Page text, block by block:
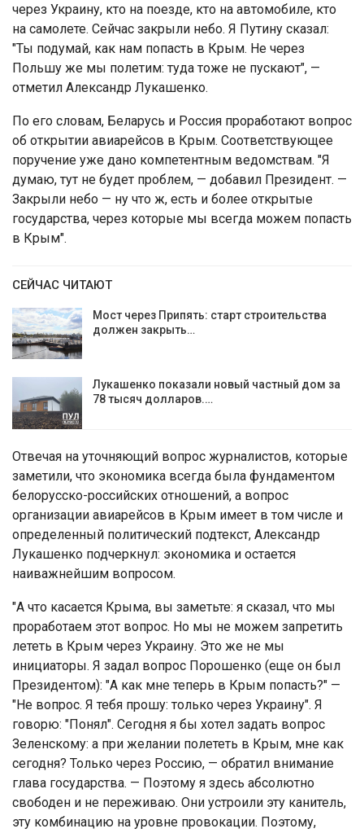
через Украину, кто на поезде, кто на автомобиле, кто
на самолете. Сейчас закрыли небо. Я Путину сказал:
"Ты подумай, как нам попасть в Крым. Не через
Польшу же мы полетим: туда тоже не пускают", —
отметил Александр Лукашенко.
По его словам, Беларусь и Россия проработают вопрос
об открытии авиарейсов в Крым. Соответствующее
поручение уже дано компетентным ведомствам. "Я
думаю, тут не будет проблем, — добавил Президент. —
Закрыли небо — ну что ж, есть и более открытые
государства, через которые мы всегда можем попасть
в Крым".
СЕЙЧАС ЧИТАЮТ
Мост через Припять: старт строительства
должен закрыть…
Лукашенко показали новый частный дом за
78 тысяч долларов.…
Отвечая на уточняющий вопрос журналистов, которые
заметили, что экономика всегда была фундаментом
белорусско-российских отношений, а вопрос
организации авиарейсов в Крым имеет в том числе и
определенный политический подтекст, Александр
Лукашенко подчеркнул: экономика и остается
наиважнейшим вопросом.
"А что касается Крыма, вы заметьте: я сказал, что мы
проработаем этот вопрос. Но мы не можем запретить
лететь в Крым через Украину. Это же не мы
инициаторы. Я задал вопрос Порошенко (еще он был
Президентом): "А как мне теперь в Крым попасть?" —
"Не вопрос. Я тебя прошу: только через Украину". Я
говорю: "Понял". Сегодня я бы хотел задать вопрос
Зеленскому: а при желании полететь в Крым, мне как
сегодня? Только через Россию, — обратил внимание
глава государства. — Поэтому я здесь абсолютно
свободен и не переживаю. Они устроили эту канитель,
эту комбинацию на уровне провокации. Поэтому,